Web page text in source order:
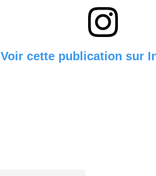
Voir cette publication sur